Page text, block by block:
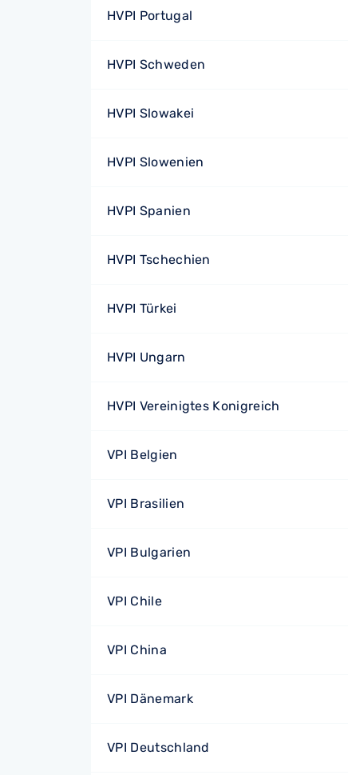
HVPI Portugal
HVPI Schweden
HVPI Slowakei
HVPI Slowenien
HVPI Spanien
HVPI Tschechien
HVPI Türkei
HVPI Ungarn
HVPI Vereinigtes Konigreich
VPI Belgien
VPI Brasilien
VPI Bulgarien
VPI Chile
VPI China
VPI Dänemark
VPI Deutschland